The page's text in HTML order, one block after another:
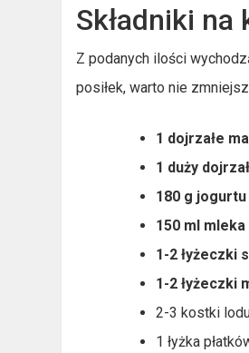
Składniki
Z podanych ilości
posiłek, warto nie
1 dojrzałe
1 duży
180 g
150 ml mleka
1-2 łyżeczki
1-2 łyżeczki
2-3 kostki
1 łyżka